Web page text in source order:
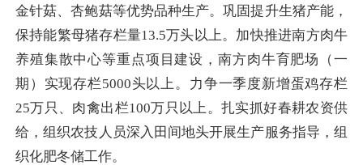
金针菇、杏鲍菇等优势品种生产。巩固提升生猪产能，
保持能繁母猪存栏量13.5万头以上。加快推进南方肉牛
养殖集散中心等重点项目建设，南方肉牛育肥场（一
期）实现存栏5000头以上。力争一季度新增蛋鸡存栏
25万只、肉禽出栏100万只以上。扎实抓好春耕农资供
给，组织农技人员深入田间地头开展生产服务指导，组
织化肥冬储工作。